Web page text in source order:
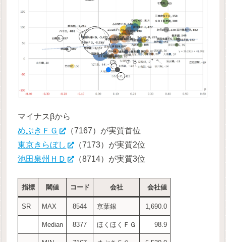
マイナスβから
めぶきＦＧ
（7167）が実質首位
東京きらぼし
（7173）が実質2位
池田泉州ＨＤ
（8714）が実質3位
指標 閾値 コード 会社 会社値
SR MAX 8544 京葉銀 1,690.0
Median 8377 ほくほくＦＧ 98.9